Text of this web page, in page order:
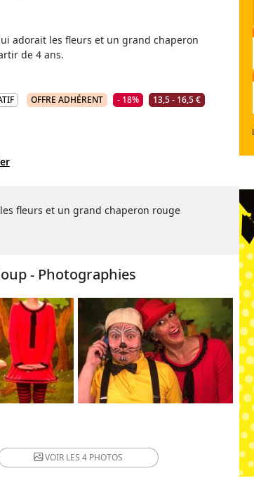
adorait les fleurs et un grand chaperon
de 4 ans.
OFFRE ADHÉRENT - 18% 13,5 - 16,5 €
fleurs et un grand chaperon rouge
- Photographies
VOIR LES 4 PHOTOS